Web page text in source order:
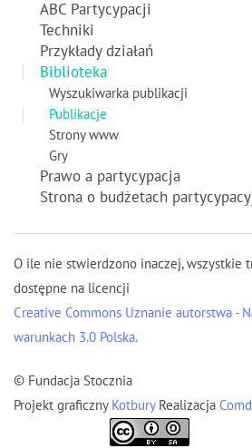
ABC Partycypacji
Techniki
Przykłady działań
Biblioteka
Wyszukiwarka publikacji
Publikacje
Strony www
Gry
Prawo a partycypacja
Strona o budżetach
O ile nie stwierdzono inaczej, wszystkie
dostępne na licencji
Creative Commons Uznanie autorstwa -
warunkach 3.0 Polska.
© Fundacja Stocznia
Projekt graficzny Kotbury Realizacja